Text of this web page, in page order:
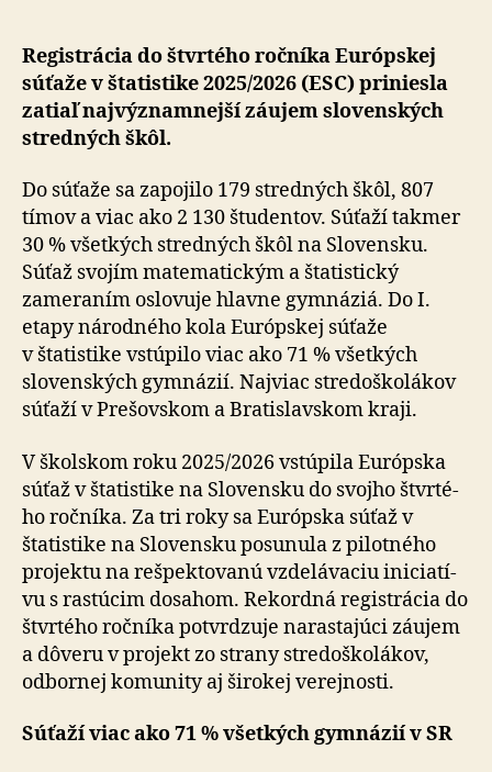
Registrácia do štvrtého ročníka Európskej
súťaže v štatistike 2025/2026 (ESC) priniesla
zatiaľ naj­vý­znam­nej­ší záujem slovenských
stredných škôl.
Do súťaže sa zapojilo 179 stredných škôl, 807
tímov a viac ako 2 130 študentov. Súťaží takmer
30 % všetkých stred­ných škôl na Slovensku.
Súťaž svojím matematickým a štatistický
zameraním oslovuje hlavne gymnáziá. Do I.
etapy národného kola Európskej súťaže
v štatistike vstúpilo viac ako 71 % všetkých
slovenských gymnázií. Najviac stredoškolákov
súťaží v Prešovskom a Bra­tis­lav­skom kraji.
V školskom roku 2025/2026 vstúpila Európska
súťaž v šta­tis­ti­ke na Slovensku do svojho štvr­té­
ho ročníka. Za tri roky sa Európska súťaž v
štatistike na Slovensku posunula z pilotného
projektu na rešpektovanú vzdelávaciu ini­cia­tí­
vu s rastúcim dosahom. Rekordná registrácia do
štvr­té­ho ročníka potvrdzuje narastajúci záujem
a dôveru v projekt zo strany stredoškolákov,
odbornej komunity aj širokej verejnosti.
Súťaží viac ako 71 % všetkých gymnázií v SR